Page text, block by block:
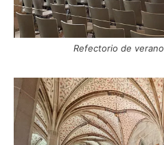
Refectorio de verano